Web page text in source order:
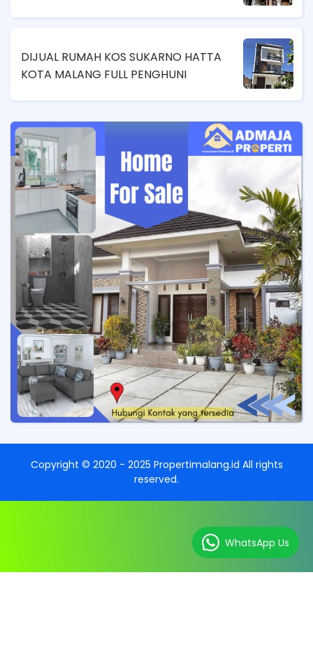
DIJUAL RUMAH KOS SUKARNO HATTA
KOTA MALANG FULL PENGHUNI
Copyright © 2020 - 2025 Propertimalang.id All rights
reserved.
WhatsApp Us